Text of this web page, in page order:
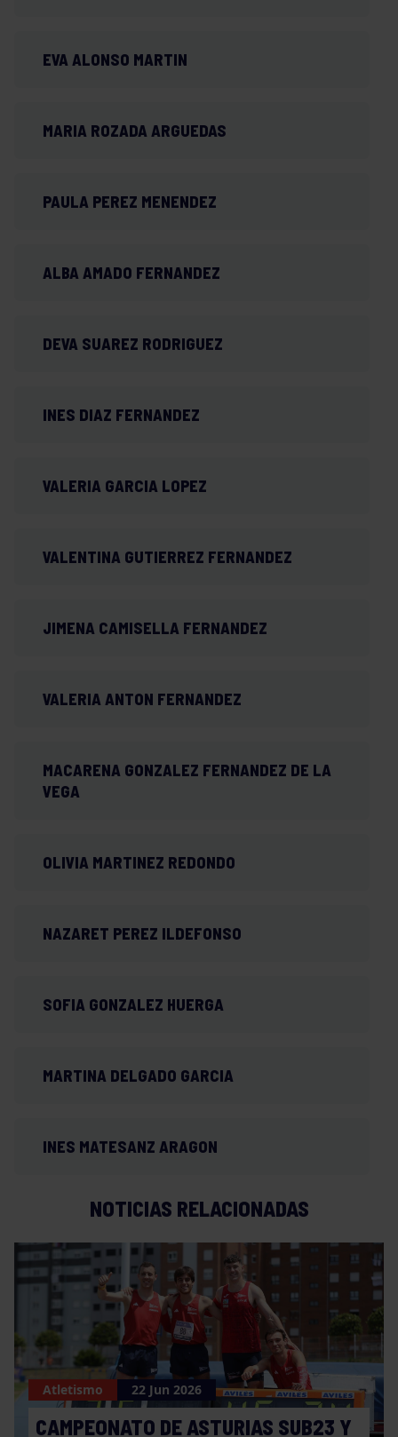
EVA ALONSO MARTIN
MARIA ROZADA ARGUEDAS
PAULA PEREZ MENENDEZ
ALBA AMADO FERNANDEZ
DEVA SUAREZ RODRIGUEZ
INES DIAZ FERNANDEZ
VALERIA GARCIA LOPEZ
VALENTINA GUTIERREZ FERNANDEZ
JIMENA CAMISELLA FERNANDEZ
VALERIA ANTON FERNANDEZ
MACARENA GONZALEZ FERNANDEZ DE LA
VEGA
OLIVIA MARTINEZ REDONDO
NAZARET PEREZ ILDEFONSO
SOFIA GONZALEZ HUERGA
MARTINA DELGADO GARCIA
INES MATESANZ ARAGON
NOTICIAS RELACIONADAS
Atletismo 22 Jun 2026
CAMPEONATO DE ASTURIAS SUB23 Y